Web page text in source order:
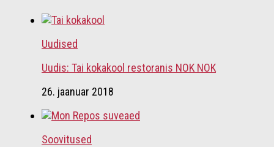
Uudised
Uudis: Tai kokakool restoranis NOK NOK
26. jaanuar 2018
Soovitused